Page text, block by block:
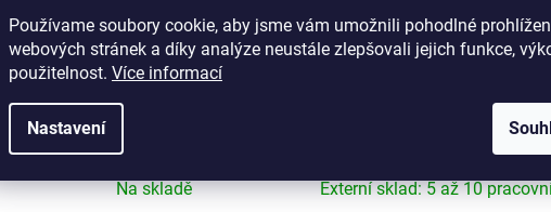
Používame soubory cookie, aby jsme vám umožnili pohodlné
webových stránek a díky analýze neustále zlepšovali jejich funkce,
použitelnost. Více informací
Nastavení
Kolo Kenzel Boulevard Royal 6spd
Na skladě
Kolo KTM Life Style
Externí sklad: 5 až 10